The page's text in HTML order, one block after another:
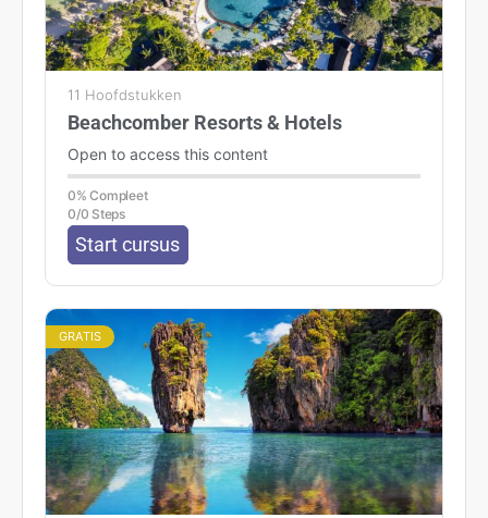
11 Hoofdstukken
Beachcomber Resorts & Hotels
Open to access this content
0% Compleet
0/0 Steps
Start cursus
GRATIS